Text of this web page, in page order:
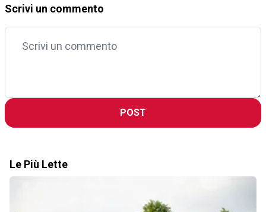
Scrivi un commento
POST
Le Più Lette